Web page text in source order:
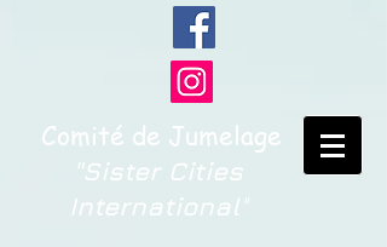
Comité de Jumelage
"Sister Cities
International"